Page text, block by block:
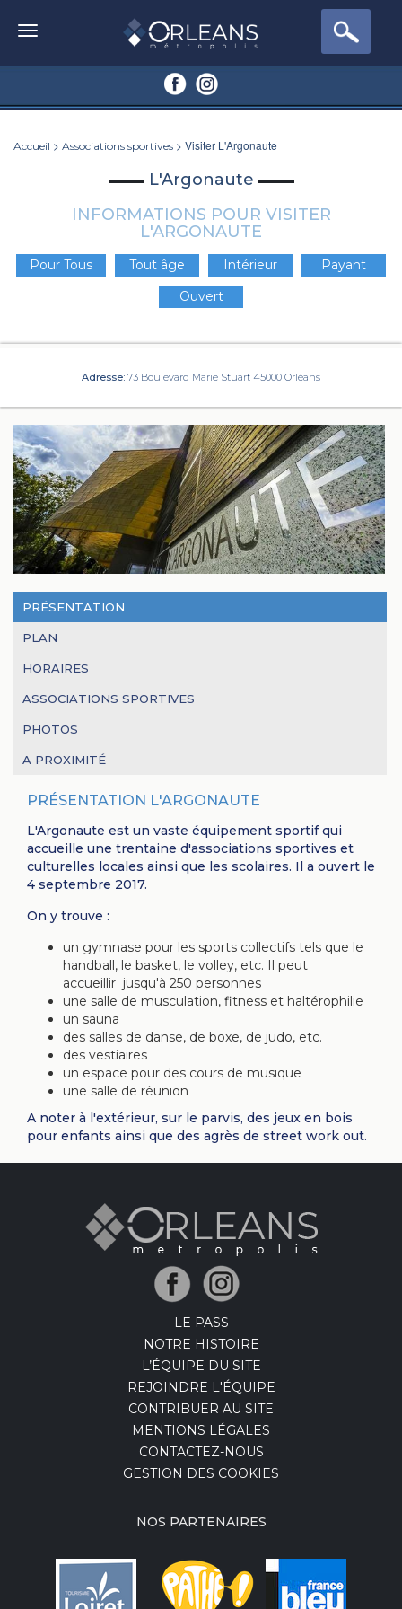
Accueil > Associations sportives > Visiter L'Argonaute
L'Argonaute
INFORMATIONS POUR VISITER
L'ARGONAUTE
Pour Tous Tout âge Intérieur
Payant
Ouvert
Adresse: 73 Boulevard Marie Stuart 45000 Orléans
PRÉSENTATION
PLAN
HORAIRES
ASSOCIATIONS SPORTIVES
PHOTOS
A PROXIMITÉ
PRÉSENTATION L'ARGONAUTE
L'Argonaute est un vaste équipement sportif qui
accueille une trentaine d'associations sportives et
culturelles locales ainsi que les scolaires. Il a ouvert le
4 septembre 2017.
On y trouve :
un gymnase pour les sports collectifs tels que le
handball, le basket, le volley, etc. Il peut
accueillir jusqu'à 250 personnes
une salle de musculation, fitness et haltérophilie
un sauna
des salles de danse, de boxe, de judo, etc.
des vestiaires
un espace pour des cours de musique
une salle de réunion
A noter à l'extérieur, sur le parvis, des jeux en bois
pour enfants ainsi que des agrès de street work out.
LE PASS
NOTRE HISTOIRE
L’ÉQUIPE DU SITE
REJOINDRE L'ÉQUIPE
CONTRIBUER AU SITE
MENTIONS LÉGALES
CONTACTEZ-NOUS
GESTION DES COOKIES
NOS PARTENAIRES